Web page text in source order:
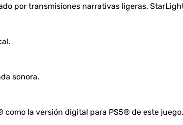
por transmisiones narrativas ligeras.
sonora.
la versión digital para PS5® de este juego.